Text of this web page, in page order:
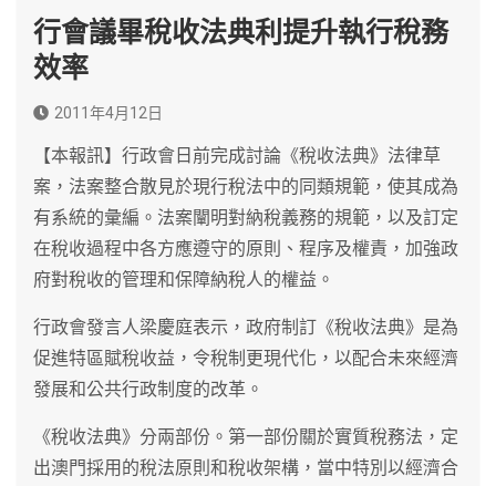
行會議畢稅收法典利提升執行稅務
效率
2011年4月12日
【本報訊】行政會日前完成討論《稅收法典》法律草
案，法案整合散見於現行稅法中的同類規範，使其成為
有系統的彙編。法案闡明對納稅義務的規範，以及訂定
在稅收過程中各方應遵守的原則、程序及權責，加強政
府對稅收的管理和保障納稅人的權益。
行政會發言人梁慶庭表示，政府制訂《稅收法典》是為
促進特區賦稅收益，令稅制更現代化，以配合未來經濟
發展和公共行政制度的改革。
《稅收法典》分兩部份。第一部份關於實質稅務法，定
出澳門採用的稅法原則和稅收架構，當中特別以經濟合